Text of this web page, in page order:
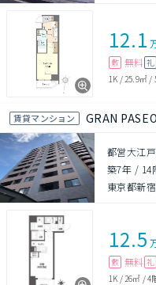
12.1
敷 無料 礼
1K / 25.9㎡ /
賃貸マンション GRAN
都営大江
築7年 / 14
東京都新
12.5
敷 無料 礼
1K / 26㎡ /4